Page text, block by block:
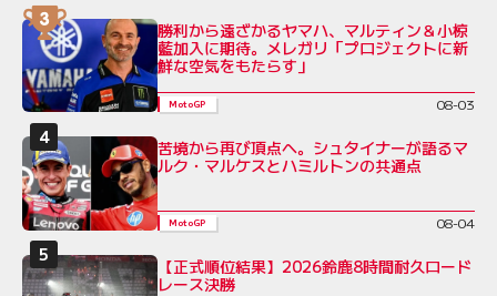
勝利から遠ざかるヤマハ、マルティン＆小椋
藍加入に期待。メレガリ「プロジェクトに新
鮮な空気をもたらす」
MotoGP 08-03
苦境から再び頂点へ。シュタイナーが語るマ
ルク・マルケスとハミルトンの共通点
MotoGP 08-04
【正式順位結果】2026鈴鹿8時間耐久ロード
レース決勝